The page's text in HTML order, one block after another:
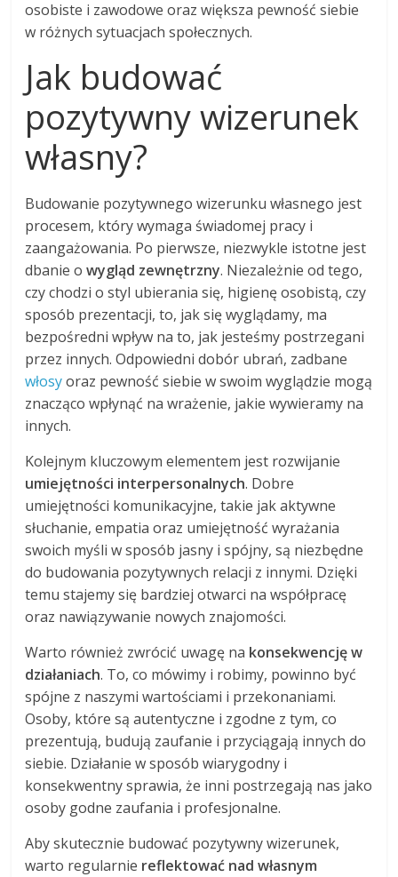
osobiste i zawodowe oraz większa pewność siebie
w różnych sytuacjach społecznych.
Jak budować
pozytywny wizerunek
własny?
Budowanie pozytywnego wizerunku własnego jest
procesem, który wymaga świadomej pracy i
zaangażowania. Po pierwsze, niezwykle istotne jest
dbanie owygląd zewnętrzny. Niezależnie od tego,
czy chodzi o styl ubierania się, higienę osobistą, czy
sposób prezentacji, to, jak się wyglądamy, ma
bezpośredni wpływ na to, jak jesteśmy postrzegani
przez innych. Odpowiedni dobór ubrań, zadbane
włosyoraz pewność siebie w swoim wyglądzie mogą
znacząco wpłynąć na wrażenie, jakie wywieramy na
innych.
Kolejnym kluczowym elementem jest rozwijanie
umiejętności interpersonalnych. Dobre
umiejętności komunikacyjne, takie jak aktywne
słuchanie, empatia oraz umiejętność wyrażania
swoich myśli w sposób jasny i spójny, są niezbędne
do budowania pozytywnych relacji z innymi. Dzięki
temu stajemy się bardziej otwarci na współpracę
oraz nawiązywanie nowych znajomości.
Warto również zwrócić uwagę na konsekwencję w
działaniach. To, co mówimy i robimy, powinno być
spójne z naszymi wartościami i przekonaniami.
Osoby, które są autentyczne i zgodne z tym, co
prezentują, budują zaufanie i przyciągają innych do
siebie. Działanie w sposób wiarygodny i
konsekwentny sprawia, że inni postrzegają nas jako
osoby godne zaufania i profesjonalne.
Aby skutecznie budować pozytywny wizerunek,
warto regularnie reflektować nad własnym